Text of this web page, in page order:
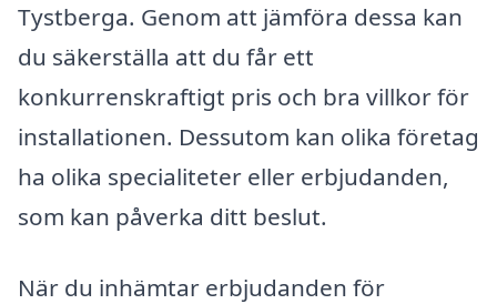
Tystberga. Genom att jämföra dessa kan
du säkerställa att du får ett
konkurrenskraftigt pris och bra villkor för
installationen. Dessutom kan olika företag
ha olika specialiteter eller erbjudanden,
som kan påverka ditt beslut.
När du inhämtar erbjudanden för